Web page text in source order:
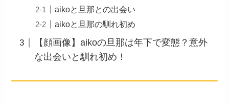
aikoと旦那との出会い
aikoと旦那の馴れ初め
【顔画像】aikoの旦那は年下で変態？意外
な出会いと馴れ初め！